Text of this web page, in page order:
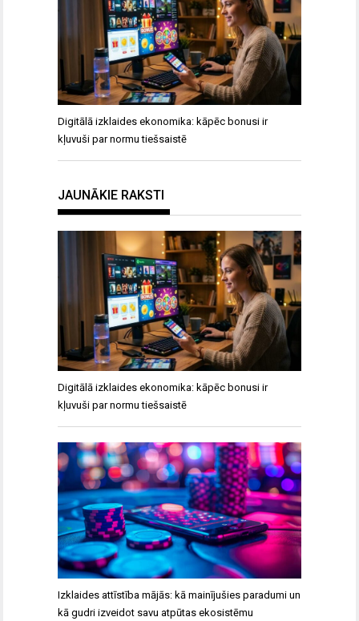
Digitālā izklaides ekonomika: kāpēc bonusi ir
kļuvuši par normu tiešsaistē
JAUNĀKIE RAKSTI
Digitālā izklaides ekonomika: kāpēc bonusi ir
kļuvuši par normu tiešsaistē
Izklaides attīstība mājās: kā mainījušies paradumi un
kā gudri izveidot savu atpūtas ekosistēmu